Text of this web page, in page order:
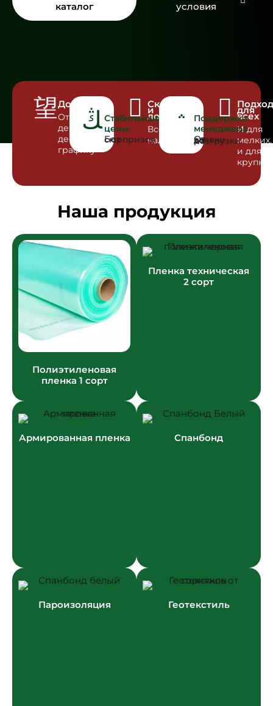
каталог
условия
Доставка
Отгрузка
день в
день по
графику
Стабильные
цены
Без сюрпризов
Склад
и
логистика
Всё в
наличии
Поддержка
менеджера
От заявки до разгрузки
для
всех
И для
мелких,
и для
Наша продукция
Полиэтиленовая
пленка 1 сорт
Пленка техническая
2 сорт
Армированная пленка Спанбонд
Пароизоляция Геотекстиль